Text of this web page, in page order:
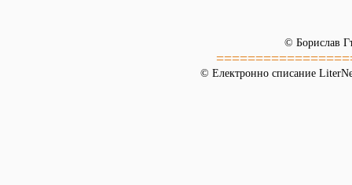
© Борислав
© Електронно списание